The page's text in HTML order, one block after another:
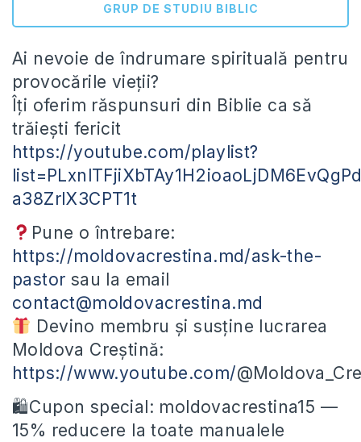
GRUP DE STUDIU BIBLIC
Ai nevoie de îndrumare spirituală pentru
provocările vieții?
Îți oferim răspunsuri din Biblie ca să
trăiești fericit
https://youtube.com/playlist?
a38ZrlX3CPT1t
Pune o întrebare:
https://moldovacrestina.md/ask-the-
pastor sau la email
contact@moldovacrestina.md
Devino membru și susține lucrarea
Moldova Creștină:
https://www.youtube.com/
🛍Cupon special: moldovacrestina15 —
15% reducere la toate manualele